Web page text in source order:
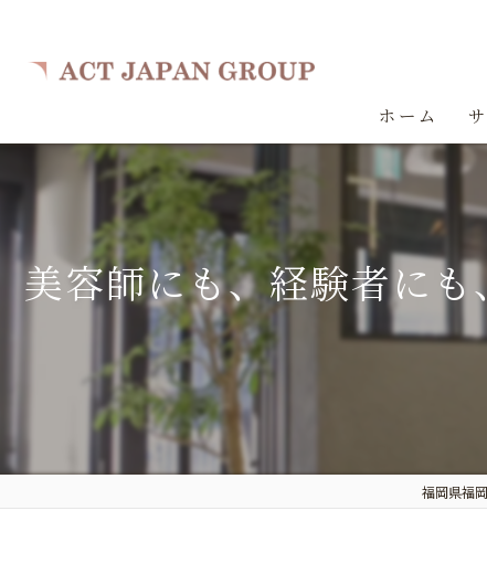
ホーム
美容師にも、経験者に
福岡県福